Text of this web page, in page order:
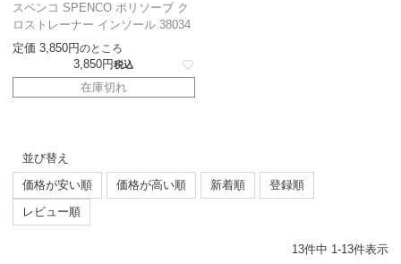
スペンコ SPENCO ポリソーブ ク
ロストレーナー インソール 38034
定価 3,850 のところ
3,850 税込
在庫切れ
並び替え
価格が安い順
価格が高い順 新着順
登録順
レビュー順
13件中 1-13件表示